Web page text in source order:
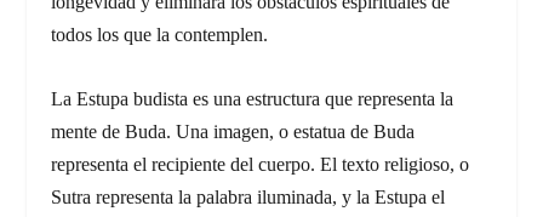
todos los que la contemplen.
La Estupa budista es una estructura que representa la
mente de Buda. Una imagen, o estatua de Buda
representa el recipiente del cuerpo. El texto religioso, o
Sutra representa la palabra iluminada, y la Estupa el